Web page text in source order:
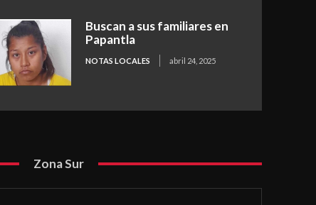
Buscan a sus familiares en
Papantla
NOTAS LOCALES abril 24, 2025
Zona Sur